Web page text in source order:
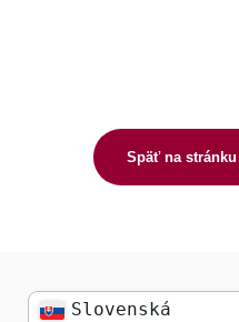
Späť na
Slovenská